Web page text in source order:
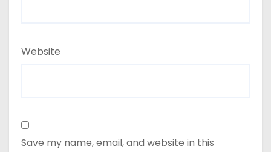
Website
Save my name, email, and website in this